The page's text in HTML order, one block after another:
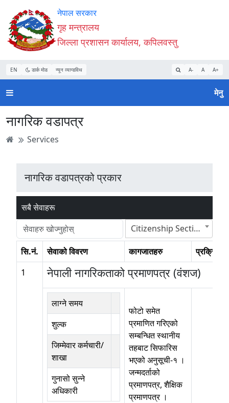
Accessibility
Mode
सुरु
गर्नुहोस्
सामाग्री
पढ्नुहाेस्
नेभिगेसन
पढ्नुहाेस्
वेबसाइट
खोजमा
जानुहोस्
नेपाल सरकार
गृह मन्त्रालय
जिल्ला प्रशासन कार्यालय, कपिलवस्तु
EN डार्क मोड न्यून व्यान्डविथ A- A A+
मेनु
नागरिक वडापत्र
Services
नागरिक वडापत्रको प्रकार
सबै सेवाहरू
Citizenship Section(नागरिकता शाखा)
सि.नं. सेवाको विवरण कागजातहरु
1
नेपाली नागरिकताको प्रमाणपत्र (वंशज)
लाग्ने समय
शुल्क
जिम्मेवार कर्मचारी/
शाखा
गुनासो सुन्ने
अधिकारी
फोटो समेत
प्रमाणित गरिएको
सम्बन्धित स्थानीय
तहबाट सिफारिस
भएको अनुसूची-१ ।
जन्मदर्ताको
प्रमाणपत्र, शैक्षिक
प्रमाणपत्र ।